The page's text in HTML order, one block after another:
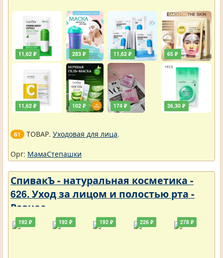
11,62 ₽
11,62 ₽
283 ₽
102 ₽
11,62 ₽
174 ₽
65 ₽
36,30 ₽
61 ТОВАР. Уходовая для лица.
Орг: МамаСтепашки
СпивакЪ - натуральная косметика -
626. Уход за лицом и полостью рта -
Разное
192 ₽ 192 ₽ 192 ₽ 226 ₽ 278 ₽